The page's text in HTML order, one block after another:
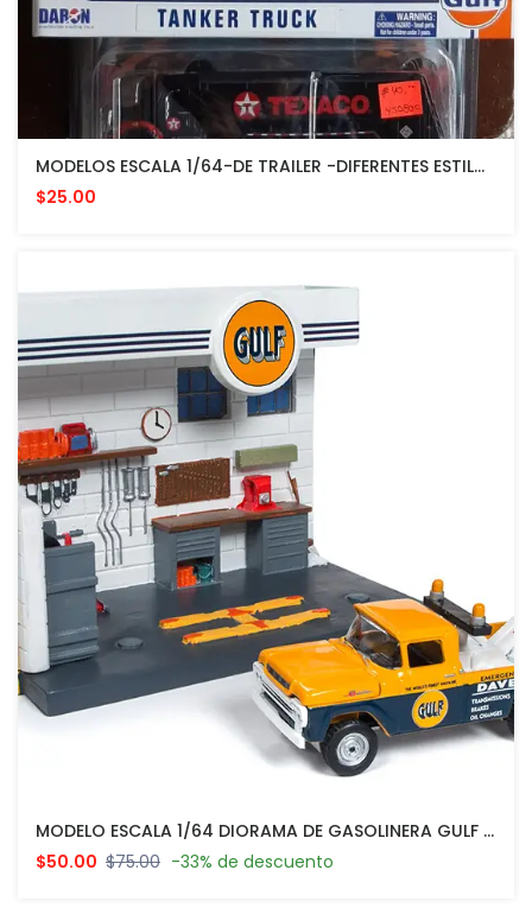
MODELOS ESCALA 1/64-DE TRAILER -DIFERENTES ESTILOS
$25.00
MODELO ESCALA 1/64 DIORAMA DE GASOLINERA GULF OIL COMPANY CON PICKUP
$50.00 $75.00 -33% de descuento